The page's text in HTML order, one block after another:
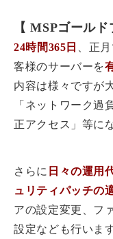
【 MSPゴールド
24時間365日 、正
客様のサーバーを
内容は様々ですが
「ネットワーク過
正アクセス」等に
さらに 日々の運用
ュリティパッチの
アの設定変更、フ
設定なども行います